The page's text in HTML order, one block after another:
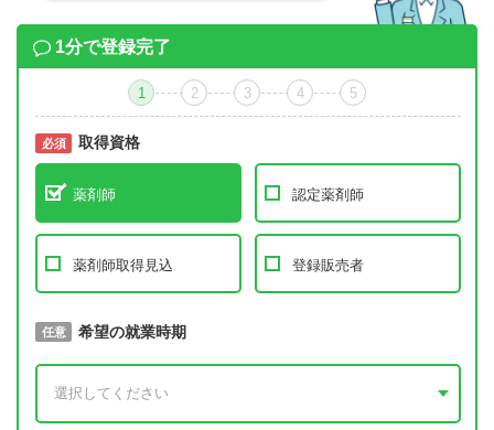
1分で登録完了
1 2 3 4 5
必須 取得資格
薬剤師 認定薬剤師
薬剤師取得見込 登録販売者
必須 取得予定年
任意 希望の就業時期